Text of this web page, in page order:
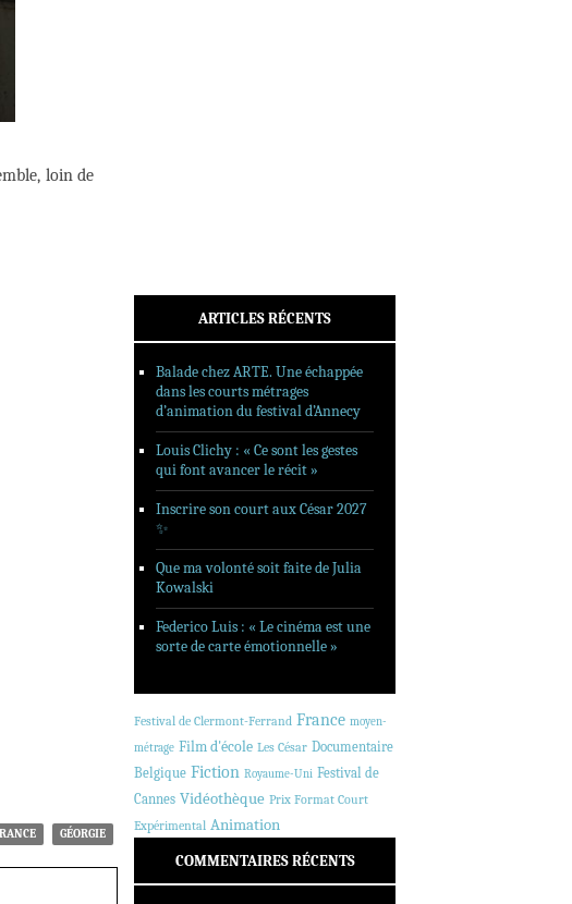
loin de
GÉORGIE
ARTICLES RÉCENTS
Balade chez ARTE. Une échappée
dans les courts métrages
d’animation du festival d’Annecy
Louis Clichy : « Ce sont les gestes
qui font avancer le récit »
Inscrire son court aux César 2027
✨
Que ma volonté soit faite de Julia
Kowalski
Federico Luis : « Le cinéma est une
sorte de carte émotionnelle »
Festival de Clermont-Ferrand France moyen-
métrage Film d'école Les César Documentaire
Belgique Fiction Royaume-Uni Festival de
Cannes Vidéothèque Prix Format Court
Expérimental Animation
COMMENTAIRES RÉCENTS